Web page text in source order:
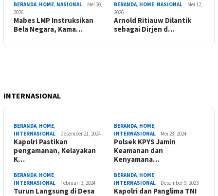
BERANDA HOME NASIONAL
Mei 20,
2026
Mabes LMP Instruksikan
Bela Negara, Kama…
BERANDA HOME NASIONAL
Mei 12,
2026
Arnold Ritiauw Dilantik
sebagai Dirjen d…
INTERNASIONAL
BERANDA HOME
INTERNASIONAL
Desember 21, 2024
Kapolri Pastikan
pengamanan, Kelayakan
K…
BERANDA HOME
INTERNASIONAL
Mei 28, 2024
Polsek KPYS Jamin
Keamanan dan
Kenyamana…
BERANDA HOME
INTERNASIONAL
Februari 3, 2024
Turun Langsung di Desa
BERANDA HOME
INTERNASIONAL
Desember 9, 2023
Kapolri dan Panglima TNI